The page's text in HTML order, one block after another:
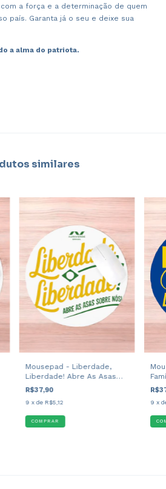
a força e a determinação de quem
país. Garanta já o seu e deixe sua
a alma do patriota.
similares
Mousepad - Liberdade,
Liberdade! Abre As Asas
Sobre Nós!
R$37,90
9 x de R$5,12 9 x